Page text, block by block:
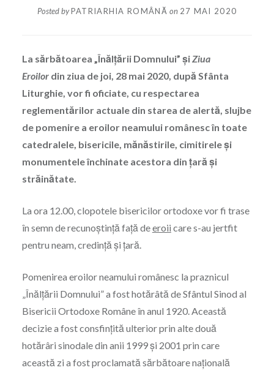
Posted byPATRIARHIA ROMÂNĂ on 27 MAI 2020
La sărbătoarea „Înălțării Domnului” şiZiua
Eroilordin ziua de joi, 28 mai 2020, după Sfânta
Liturghie, vor fi oficiate, cu respectarea
reglementărilor actuale din starea de alertă, slujbe
de pomenire a eroilor neamului românesc în toate
catedralele, bisericile, mănăstirile, cimitirele şi
monumentele închinate acestora din ţară şi
străinătate.
La ora 12.00, clopotele bisericilor ortodoxe vor fi trase
în semn de recunoştinţă faţă deeroii care s-au jertfit
pentru neam, credinţă şi ţară.
Pomenirea eroilor neamului românesc la praznicul
„Înălţării Domnului” a fost hotărâtă de Sfântul Sinod al
Bisericii Ortodoxe Române în anul 1920. Această
decizie a fost consfinţită ulterior prin alte două
hotărâri sinodale din anii 1999 şi 2001 prin care
această zi a fost proclamată sărbătoare națională